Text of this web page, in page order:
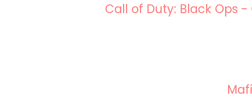
Call of Duty: Black Ops -